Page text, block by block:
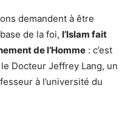
demandent à être
de la foi, l’Islam fait
de l’Homme : c’est
Docteur Jeffrey Lang, un
à l’université du